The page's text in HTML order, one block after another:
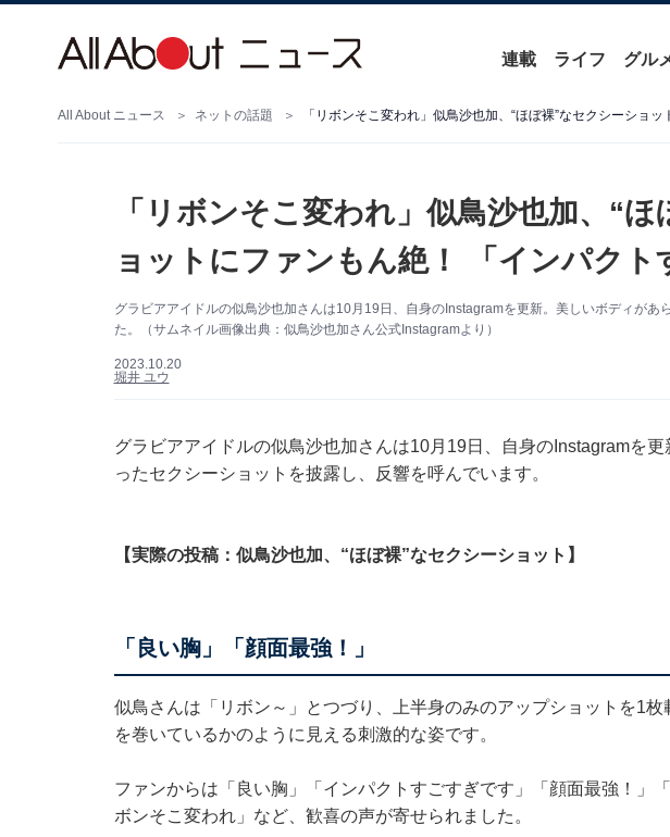
連載 ライフ グル
All About ニュース ネットの話題
「リボンそこ変われ」似鳥沙也加、“
ョットにファンもん絶！ 「インパクト
グラビアアイドルの似鳥沙也加さんは10月19日、自身のInstagramを更新。美しいボディがあ
た。（サムネイル画像出典：似鳥沙也加さん公式Instagramより）
2023.10.20
堀井 ユウ
グラビアアイドルの似鳥沙也加さんは10月19日、自身のInstagramを
ったセクシーショットを披露し、反響を呼んでいます。
【実際の投稿：似鳥沙也加、“ほぼ裸”なセクシーショット】
「良い胸」「顔面最強！」
似鳥さんは「リボン︎～︎」とつづり、上半身のみのアップショットを1
を巻いているかのように見える刺激的な姿です。
ファンからは「良い胸」「インパクトすごすぎです」「顔面最強！」
ボンそこ変われ」など、歓喜の声が寄せられました。